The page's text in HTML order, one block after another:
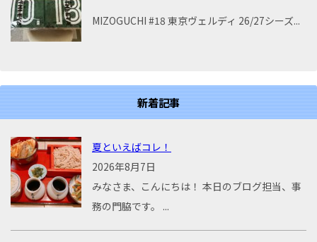
MIZOGUCHI #18 東京ヴェルディ 26/27シーズ...
新着記事
夏といえばコレ！
2026年8月7日
みなさま、こんにちは！ 本日のブログ担当、事
務の門脇です。 ...